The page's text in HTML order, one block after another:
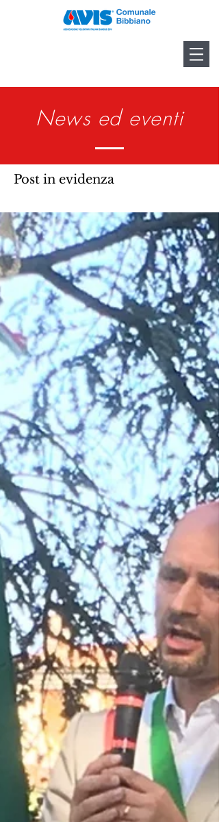
News ed eventi
Post in evidenza